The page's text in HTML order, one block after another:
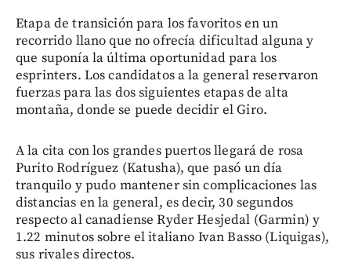
Etapa de transición para los favoritos en un
recorrido llano que no ofrecía dificultad alguna y
que suponía la última oportunidad para los
esprinters. Los candidatos a la general reservaron
fuerzas para las dos siguientes etapas de alta
montaña, donde se puede decidir el Giro.
A la cita con los grandes puertos llegará de rosa
Purito Rodríguez (Katusha), que pasó un día
tranquilo y pudo mantener sin complicaciones las
distancias en la general, es decir, 30 segundos
respecto al canadiense Ryder Hesjedal (Garmin) y
1.22 minutos sobre el italiano Ivan Basso (Liquigas),
sus rivales directos.